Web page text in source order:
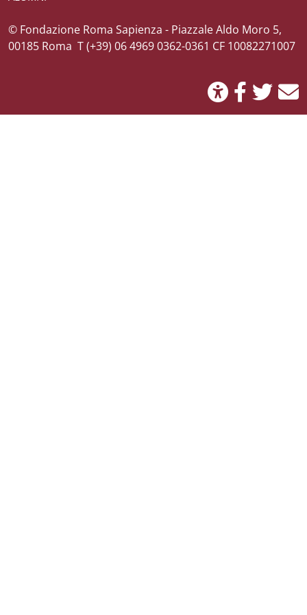
Credits
© Fondazione Roma Sapienza - Piazzale Aldo Moro 5,
00185 Roma T (+39) 06 4969 0362-0361 CF 10082271007